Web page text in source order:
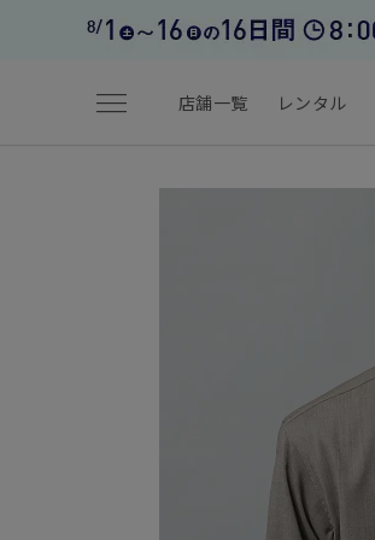
menu 店舗一覧 レンタル